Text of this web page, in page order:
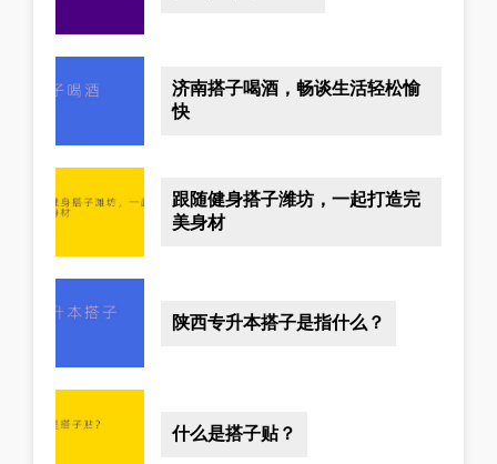
济南搭子喝酒，畅谈生活轻松愉
快
跟随健身搭子潍坊，一起打造完
美身材
陕西专升本搭子是指什么？
什么是搭子贴？